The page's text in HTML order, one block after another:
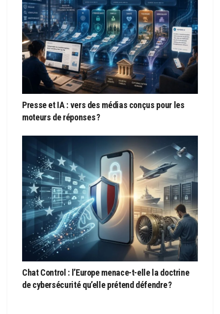
Presse et IA : vers des médias conçus pour les
moteurs de réponses ?
Chat Control : l’Europe menace-t-elle la doctrine
de cybersécurité qu’elle prétend défendre ?